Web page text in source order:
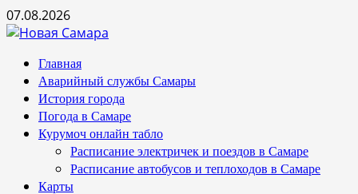
Перейти
к
07.08.2026
Основное
меню
Главная
Аварийный службы Самары
История города
Погода в Самаре
Курумоч онлайн табло
Расписание электричек и поездов в Самаре
Расписание автобусов и теплоходов в Самаре
Карты